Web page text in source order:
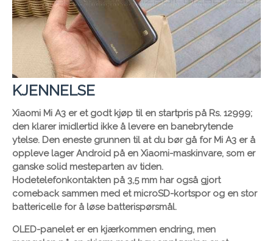
KJENNELSE
Xiaomi Mi A3 er et godt kjøp til en startpris på Rs. 12999;
den klarer imidlertid ikke å levere en banebrytende
ytelse. Den eneste grunnen til at du bør gå for Mi A3 er å
oppleve lager Android på en Xiaomi-maskinvare, som er
ganske solid mesteparten av tiden.
Hodetelefonkontakten på 3,5 mm har også gjort
comeback sammen med et microSD-kortspor og en stor
battericelle for å løse batterispørsmål.
OLED-panelet er en kjærkommen endring, men